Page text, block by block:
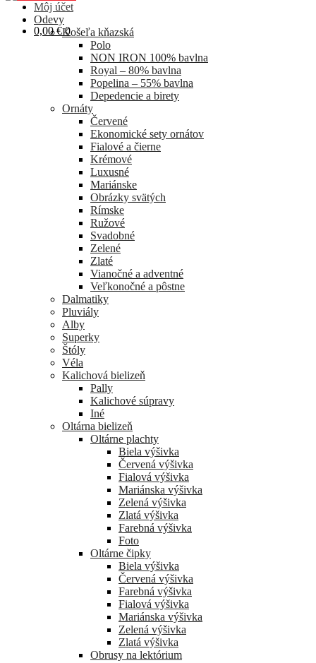
Môj účet
0,00€ 0
Odevy
Košeľa kňazská
Polo
NON IRON 100% bavlna
Royal – 80% bavlna
Popelina – 55% bavlna
Depedencie a birety
Ornáty
Červené
Ekonomické sety ornátov
Fialové a čierne
Krémové
Luxusné
Mariánske
Obrázky svätých
Rímske
Ružové
Svadobné
Zelené
Zlaté
Vianočné a adventné
Veľkonočné a pôstne
Dalmatiky
Pluviály
Alby
Superky
Štóly
Véla
Kalichová bielizeň
Pally
Kalichové súpravy
Iné
Oltárna bielizeň
Oltárne plachty
Biela výšivka
Červená výšivka
Fialová výšivka
Mariánska výšivka
Zelená výšivka
Zlatá výšivka
Farebná výšivka
Foto
Oltárne čipky
Biela výšivka
Červená výšivka
Farebná výšivka
Fialová výšivka
Mariánska výšivka
Zelená výšivka
Zlatá výšivka
Obrusy na lektórium